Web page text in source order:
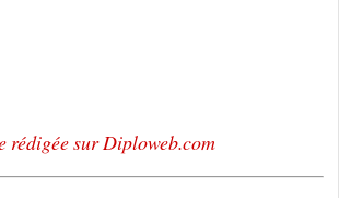
rédigée sur Diploweb.com